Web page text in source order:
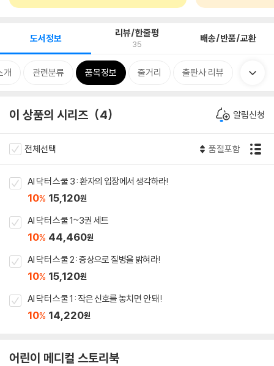
도서정보 리뷰/한줄평
35 배송/반품/교환
개 관련분류 품목정보 줄거리 출판사 리뷰
이 상품의 시리즈 4 알림신청
전체선택 품절포함
AI 닥터 스쿨 3 : 환자의 입장에서 생각하라!
10% 15,120원
AI 닥터 스쿨 1~3권 세트
10% 44,460원
AI 닥터 스쿨 2 : 증상으로 질병을 밝혀라!
10% 15,120원
AI 닥터 스쿨 1 : 작은 신호를 놓치면 안 돼!
10% 14,220원
어린이 메디컬 스토리북